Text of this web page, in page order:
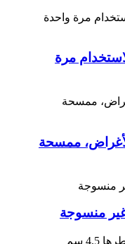
مرة
ممسحة
منسوجة